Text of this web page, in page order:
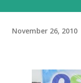
November 26, 2010